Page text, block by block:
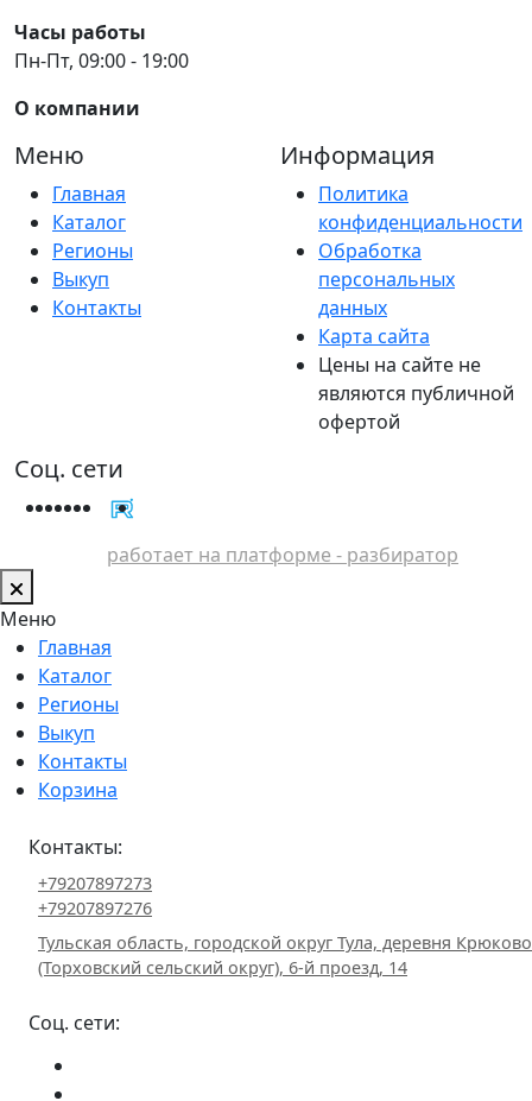
Часы работы
Пн-Пт, 09:00 - 19:00
О компании
Меню
Главная
Каталог
Регионы
Выкуп
Контакты
Информация
Политика
конфиденциальности
Обработка
персональных
данных
Карта сайта
Цены на сайте не
являются публичной
офертой
Соц. сети
работает на платформе - разбиратор
Меню
Главная
Каталог
Регионы
Выкуп
Контакты
Корзина
Контакты:
+79207897273
+79207897276
Тульская область, городской округ Тула, деревня Крюково
(Торховский сельский округ), 6-й проезд, 14
Соц. сети: